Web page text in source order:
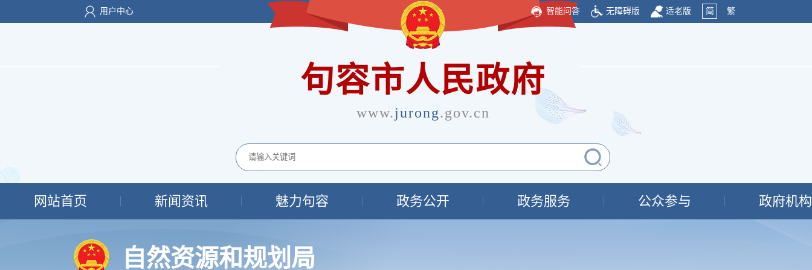
用户中心 智能问答 无障碍版 适老版 简 繁
句容市人民政府
www.jurong.gov.cn
网站首页 新闻资讯 魅力句容 政务公开 政务服务 公众参与 政府机构
自然资源和规划局